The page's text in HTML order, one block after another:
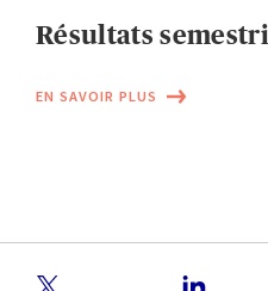
Résultats
EN SAVOIR PLUS